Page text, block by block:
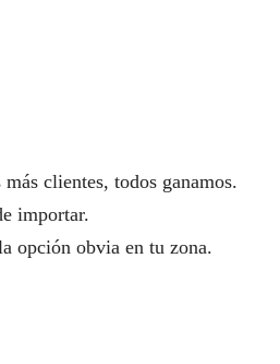
clientes, todos ganamos.
importar.
opción obvia en tu zona.